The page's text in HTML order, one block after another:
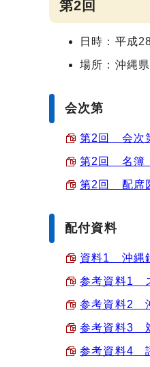
第2回
日時：平成
場所：沖縄
会次第
第2回 会次
第2回 名簿
第2回 配席
配付資料
資料1 沖縄
参考資料1
参考資料2
参考資料3
参考資料4